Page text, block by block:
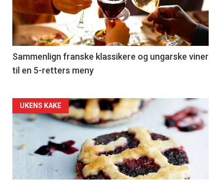
nå
-
5
Sammenlign franske klassikere og ungarske viner
til en 5-retters meny
Forsiden
akkurat
nå
UKENS KAKE